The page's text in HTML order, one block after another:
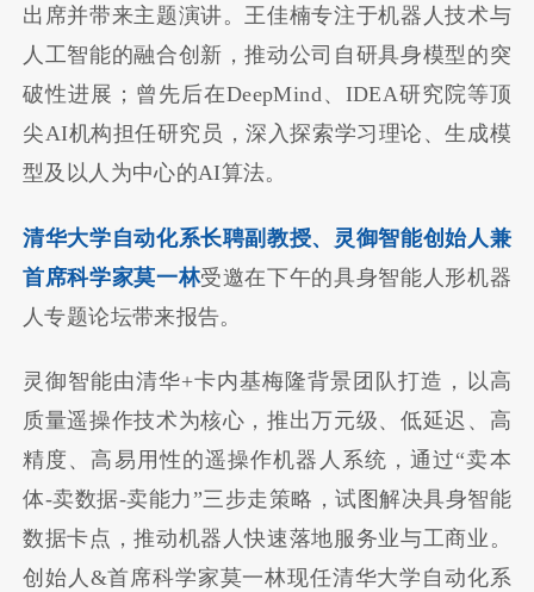
出席并带来主题演讲。王佳楠专注于机器人技术与
人工智能的融合创新，推动公司自研具身模型的突
破性进展；曾先后在DeepMind、IDEA研究院等顶
尖AI机构担任研究员，深入探索学习理论、生成模
型及以人为中心的AI算法。
清华大学自动化系长聘副教授、灵御智能创始人兼
首席科学家莫一林受邀在下午的具身智能人形机器
人专题论坛带来报告。
灵御智能由清华+卡内基梅隆背景团队打造，以高
质量遥操作技术为核心，推出万元级、低延迟、高
精度、高易用性的遥操作机器人系统，通过“卖本
体-卖数据-卖能力”三步走策略，试图解决具身智能
数据卡点，推动机器人快速落地服务业与工商业。
创始人&首席科学家莫一林现任清华大学自动化系